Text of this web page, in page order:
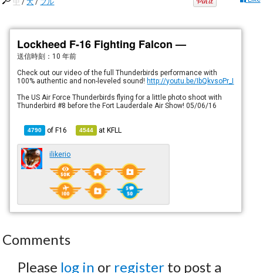
Lockheed F-16 Fighting Falcon —
送信時刻： 10 年前
Check out our video of the full Thunderbirds performance with
100% authentic and non-leveled sound! http://youtu.be/IbQkvsoPr_I
The US Air Force Thunderbirds flying for a little photo shoot with
Thunderbird #8 before the Fort Lauderdale Air Show! 05/06/16
4790 ofF16 4544 atKFLL
ilikerio
Comments
Please log in or register to post a